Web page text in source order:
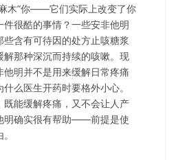
木”你——它们实际上改变了你
很酷的事情？一些安非他明
含有可待因的处方止咳糖浆
那种深沉而持续的咳嗽。现
明并不是用来缓解日常疼痛
么医生开药时要格外小心。
能缓解疼痛，又不会让人产
明确实很有帮助——前提是使